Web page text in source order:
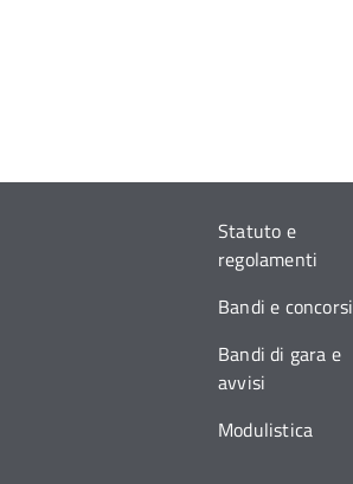
Statuto e
regolamenti
Bandi e concorsi
Bandi di gara e
avvisi
Modulistica